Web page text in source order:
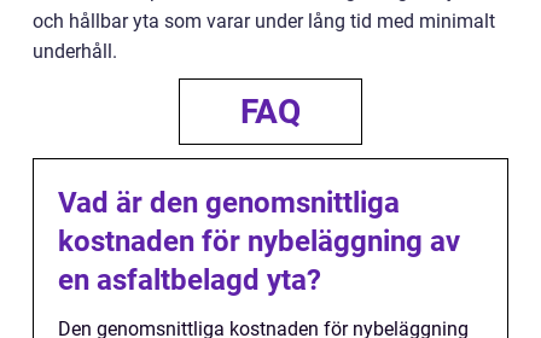
och hållbar yta som varar under lång tid med minimalt
underhåll.
FAQ
Vad är den genomsnittliga
kostnaden för nybeläggning av
en asfaltbelagd yta?
Den genomsnittliga kostnaden för nybeläggning